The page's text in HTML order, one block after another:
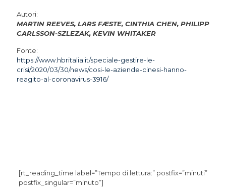
Autori:
MARTIN REEVES, LARS FÆSTE, CINTHIA CHEN, PHILIPP
CARLSSON-SZLEZAK, KEVIN WHITAKER
Fonte:
https://www.hbritalia.it/speciale-gestire-le-
crisi/2020/03/30/news/cosi-le-aziende-cinesi-hanno-
reagito-al-coronavirus-3916/
[rt_reading_time label=”Tempo di lettura:” postfix=”minuti”
postfix_singular=”minuto”]